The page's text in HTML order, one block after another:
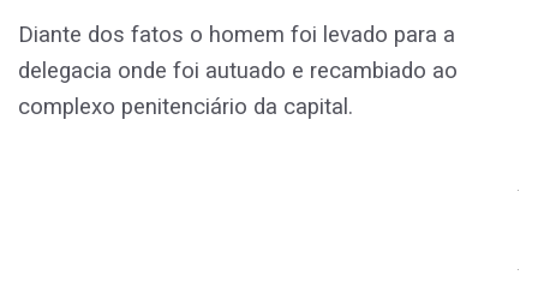
Diante dos fatos o homem foi levado para a
delegacia onde foi autuado e recambiado ao
complexo penitenciário da capital.
.
.